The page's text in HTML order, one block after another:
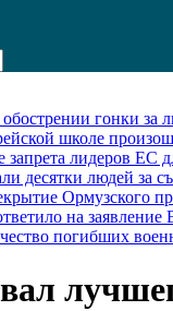
обострении гонки
школе
запрета лидеров ЕС
десятки людей за
Ормузского
на
погибших